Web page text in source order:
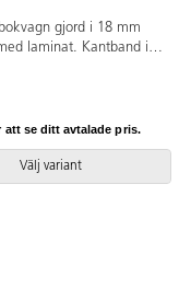
gjord i 18 mm
laminat. Kantband i
på de två främre
Översta bakkanten är 18
hylla 12 cm. Fackmått
cm hög, bredd 37 cm.
att se ditt avtalade pris.
Välj variant